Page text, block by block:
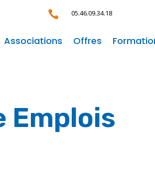
 05.46.09.34.18
Associations Offres
Emplois